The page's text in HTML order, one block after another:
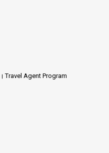
Travel Agent Program